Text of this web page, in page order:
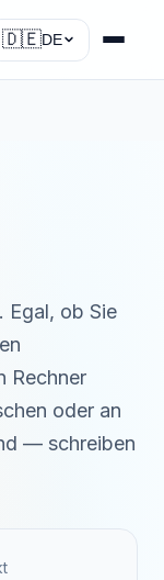
🇩🇪DE
Egal, ob Sie
Rechner
oder an
— schreiben